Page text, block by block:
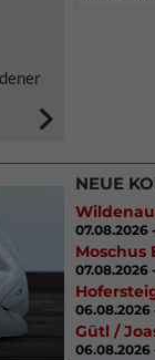
NEUE
07.08.2026
Moschus
07.08.2026
06.08.2026
Gütl /
06.08.2026